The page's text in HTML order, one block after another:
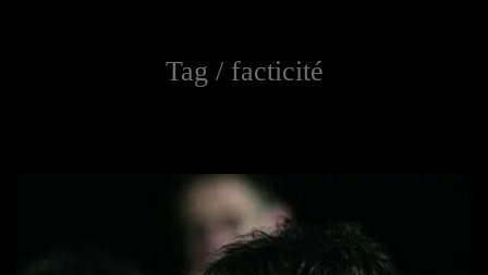
Tag / facticité